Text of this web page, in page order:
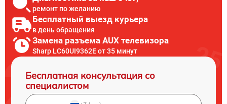
ремонт по желанию
Бесплатный выезд курьера
в день обращения
Замена разъема AUX телевизора
Sharp LC60UI9362E от 35 минут
Бесплатная консультация со
специалистом